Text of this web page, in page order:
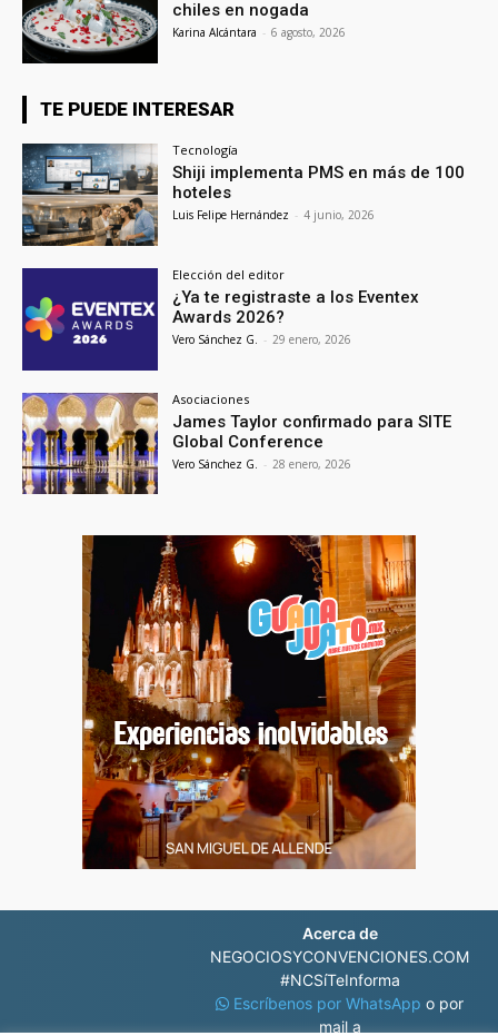
chiles en nogada
Karina Alcántara - 6 agosto, 2026
TE PUEDE INTERESAR
Tecnología
Shiji implementa PMS en más de 100
hoteles
Luis Felipe Hernández - 4 junio, 2026
Elección del editor
¿Ya te registraste a los Eventex
Awards 2026?
Vero Sánchez G. - 29 enero, 2026
Asociaciones
James Taylor confirmado para SITE
Global Conference
Vero Sánchez G. - 28 enero, 2026
Acerca de
NEGOCIOSYCONVENCIONES.COM
#NCSíTeInforma
Escríbenos por WhatsAppo por
mail a